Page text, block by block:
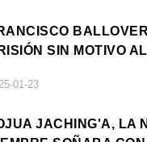
SIN MOTIVO
01-23
JACHING'A, LA